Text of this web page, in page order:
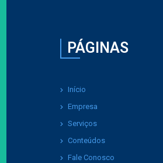
PÁGINAS
Início
Empresa
Serviços
Conteúdos
Fale Conosco